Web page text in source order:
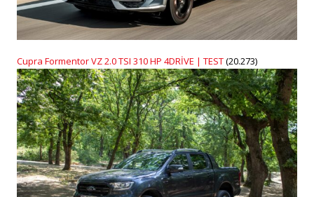
Cupra Formentor VZ 2.0 TSI 310 HP 4DRİVE | TEST(20.273)